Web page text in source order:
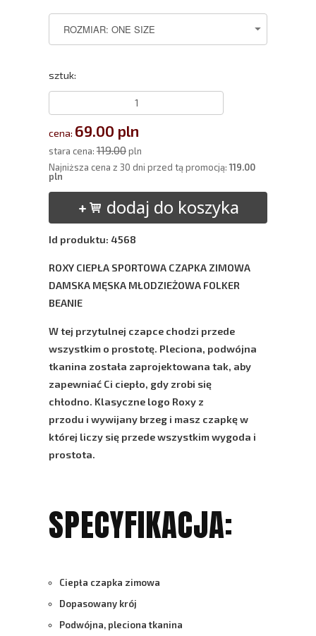
sztuk:
cena: 69.00 pln
stara cena: 119.00pln
Najniższa cena z 30 dni przed tą promocją:119.00
pln
dodaj do koszyka
Id produktu: 4568
ROXY CIEPŁA SPORTOWA CZAPKA ZIMOWA
DAMSKA MĘSKA MŁODZIEŻOWA FOLKER
BEANIE
W tej przytulnej czapce chodzi przede
wszystkim o prostotę. Pleciona, podwójna
tkanina została zaprojektowana tak, aby
zapewniać Ci ciepło, gdy zrobi się
chłodno. Klasyczne logo Roxy z
przodu i wywijany brzeg i masz czapkę w
której liczy się przede wszystkim wygoda i
prostota.
SPECYFIKACJA:
Ciepła czapka zimowa
Dopasowany krój
Podwójna, pleciona tkanina